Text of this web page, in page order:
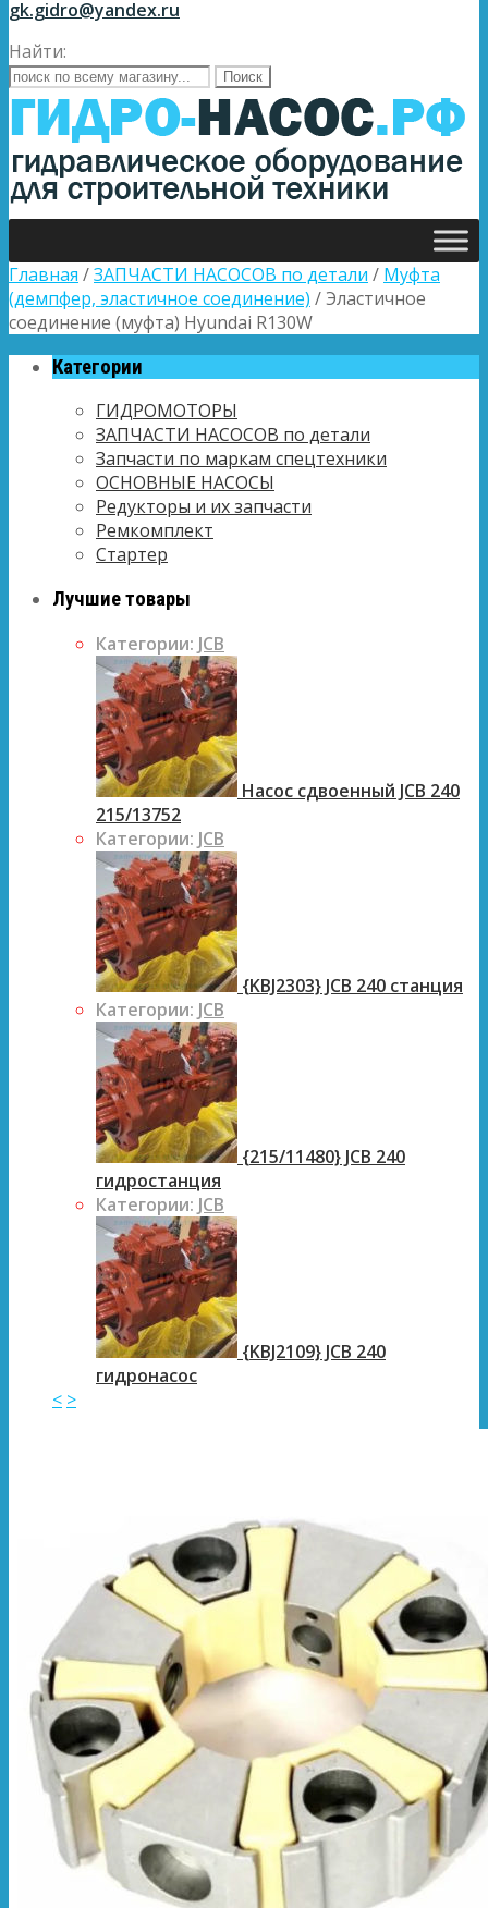
gk.gidro@yandex.ru
Найти:
Главная /ЗАПЧАСТИ НАСОСОВ по детали / Муфта
(демпфер, эластичное соединение) / Эластичное
соединение (муфта) Hyundai R130W
Категории
ГИДРОМОТОРЫ
ЗАПЧАСТИ НАСОСОВ по детали
Запчасти по маркам спецтехники
ОСНОВНЫЕ НАСОСЫ
Редукторы и их запчасти
Ремкомплект
Стартер
Лучшие товары
Категории: JCB
Насос сдвоенный JCB 240
215/13752
Категории: JCB
{KBJ2303} JCB 240 станция
Категории: JCB
{215/11480} JCB 240
гидростанция
Категории: JCB
{KBJ2109} JCB 240
гидронасос
< >